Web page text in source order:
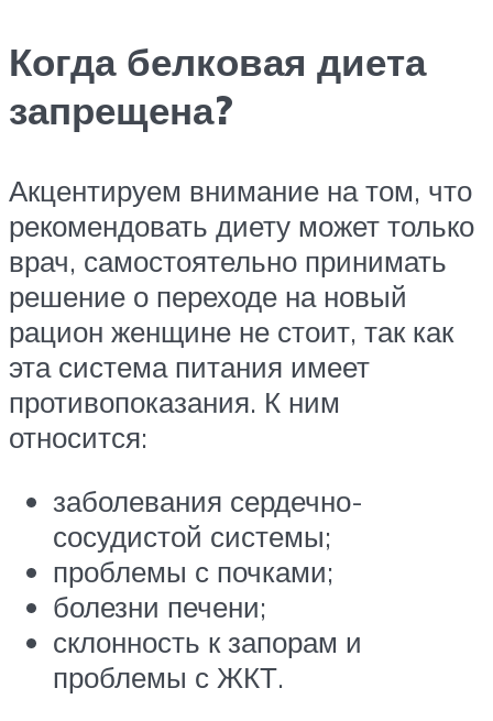
Когда белковая диета
запрещена?
Акцентируем внимание на том, что
рекомендовать диету может только
врач, самостоятельно принимать
решение о переходе на новый
рацион женщине не стоит, так как
эта система питания имеет
противопоказания. К ним
относится:
заболевания сердечно-
сосудистой системы;
проблемы с почками;
болезни печени;
склонность к запорам и
проблемы с ЖКТ.